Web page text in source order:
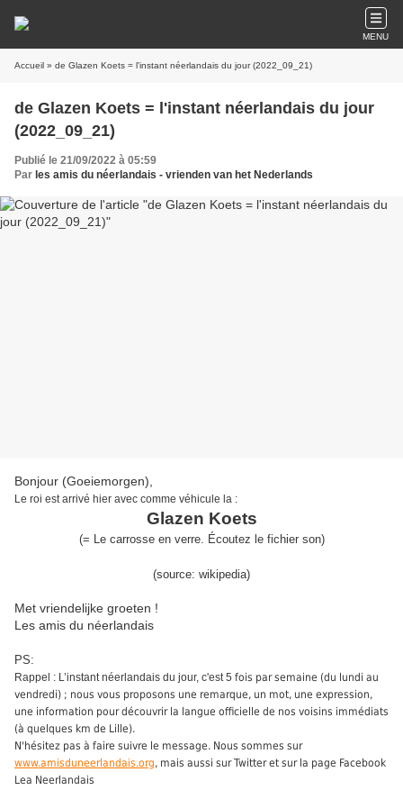
MENU
Accueil » de Glazen Koets = l'instant néerlandais du jour (2022_09_21)
de Glazen Koets = l'instant néerlandais du jour
(2022_09_21)
Publié le 21/09/2022 à 05:59
Par les amis du néerlandais - vrienden van het Nederlands
Bonjour (Goeiemorgen),
Le roi est arrivé hier avec comme véhicule la :
Glazen Koets
(= Le carrosse en verre. Écoutez le fichier son)
(source: wikipedia)
Met vriendelijke groeten !
Les amis du néerlandais
PS:
Rappel : L’instant néerlandais du jour, c'est 5 fois par semaine (du lundi au
vendredi) ; nous vous proposons une remarque, un mot, une expression,
une information pour découvrir la langue officielle de nos voisins immédiats
(à quelques km de Lille).
N'hésitez pas à faire suivre le message. Nous sommes sur
www.amisduneerlandais.org, mais aussi sur Twitter et sur la page Facebook
Lea Neerlandais